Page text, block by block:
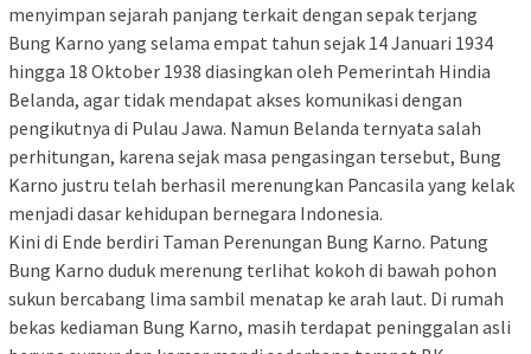
menyimpan sejarah panjang terkait dengan sepak terjang
Bung Karno yang selama empat tahun sejak 14 Januari 1934
hingga 18 Oktober 1938 diasingkan oleh Pemerintah Hindia
Belanda, agar tidak mendapat akses komunikasi dengan
pengikutnya di Pulau Jawa. Namun Belanda ternyata salah
perhitungan, karena sejak masa pengasingan tersebut, Bung
Karno justru telah berhasil merenungkan Pancasila yang kelak
menjadi dasar kehidupan bernegara Indonesia.
Kini di Ende berdiri Taman Perenungan Bung Karno. Patung
Bung Karno duduk merenung terlihat kokoh di bawah pohon
sukun bercabang lima sambil menatap ke arah laut. Di rumah
bekas kediaman Bung Karno, masih terdapat peninggalan asli